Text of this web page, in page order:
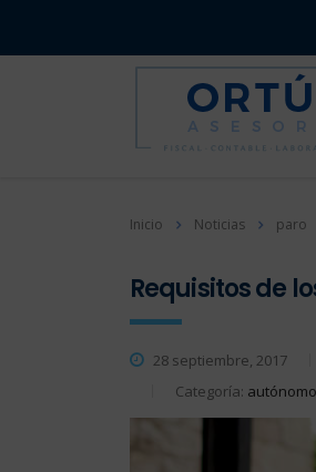
Inicio Noticias paro
Requisitos de
28 septiembre, 2017
Categoría: